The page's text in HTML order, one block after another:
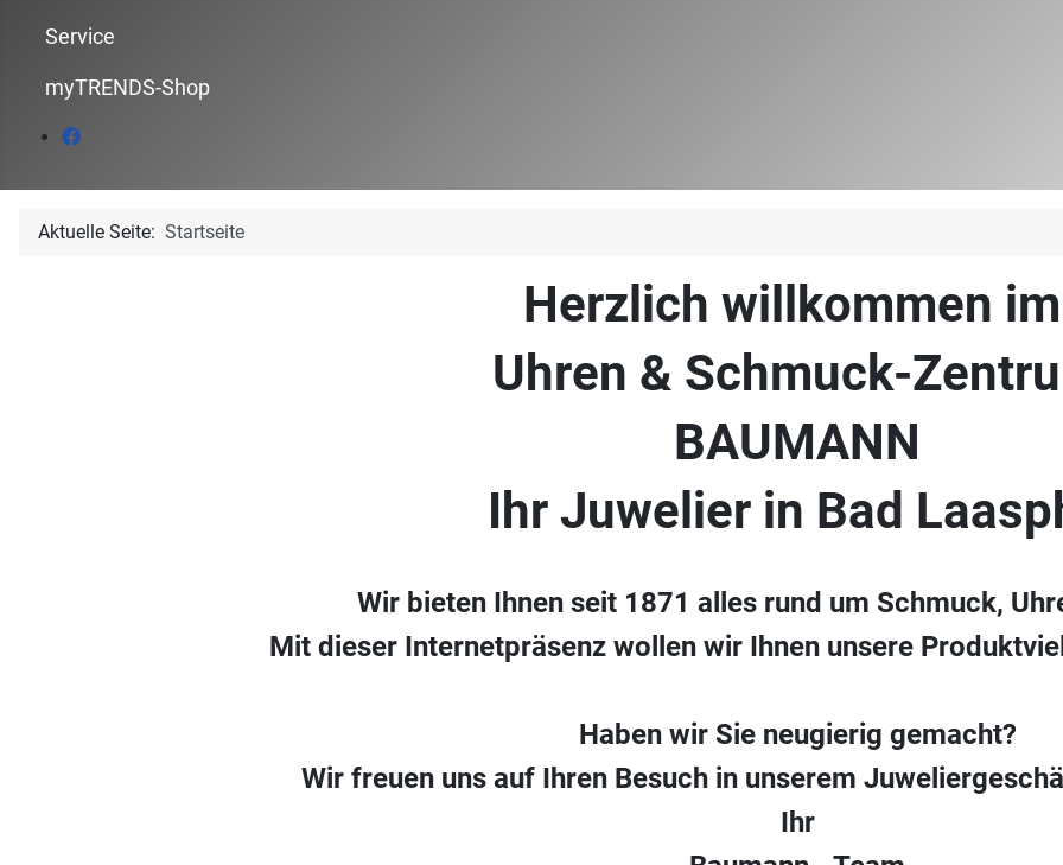
Service
myTRENDS-Shop
Aktuelle Seite: Startseite
Herzlich willkommen
Uhren & Schmuck-
BAUMANN
Ihr Juwelier in Bad
Wir bieten Ihnen seit 1871 alles rund um Schmuck,
Mit dieser Internetpräsenz wollen wir Ihnen unsere
Haben wir Sie neugierig gemacht?
Wir freuen uns auf Ihren Besuch in unserem
Ihr